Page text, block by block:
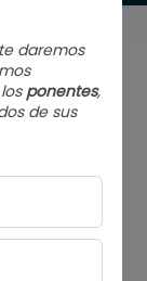
la formación
o
sepas ciertas